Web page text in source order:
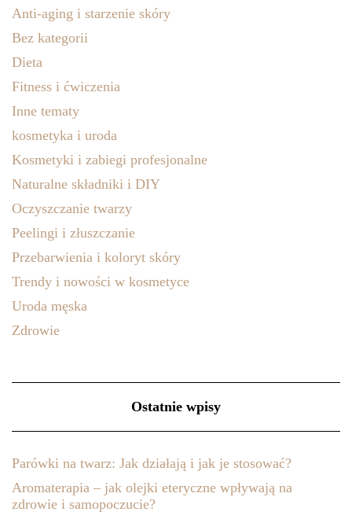
Anti-aging i starzenie skóry
Bez kategorii
Dieta
Fitness i ćwiczenia
Inne tematy
kosmetyka i uroda
Kosmetyki i zabiegi profesjonalne
Naturalne składniki i DIY
Oczyszczanie twarzy
Peelingi i złuszczanie
Przebarwienia i koloryt skóry
Trendy i nowości w kosmetyce
Uroda męska
Zdrowie
Ostatnie wpisy
Parówki na twarz: Jak działają i jak je stosować?
Aromaterapia – jak olejki eteryczne wpływają na
zdrowie i samopoczucie?